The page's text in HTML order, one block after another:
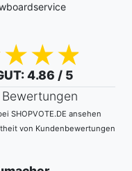
: 4.86 / 5
SHOPVOTE.DE ansehen
von Kundenbewertungen